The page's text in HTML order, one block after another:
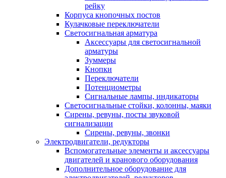
рейку
Корпуса кнопочных постов
Кулачковые переключатели
Светосигнальная арматура
Аксессуары для светосигнальной
арматуры
Зуммеры
Кнопки
Переключатели
Потенциометры
Сигнальные лампы, индикаторы
Светосигнальные стойки, колонны, маяки
Сирены, ревуны, посты звуковой
сигнализации
Сирены, ревуны, звонки
Электродвигатели, редукторы
Вспомогательные элементы и аксессуары
двигателей и кранового оборудования
Дополнительное оборудование для